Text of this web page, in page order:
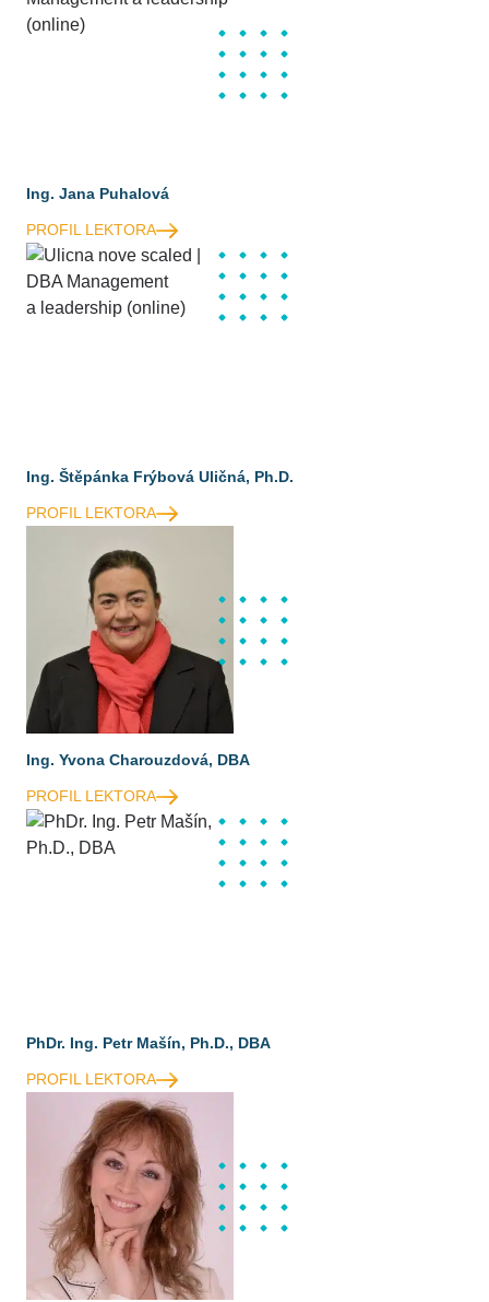
Ing. Jana Puhalová
PROFIL LEKTORA
Ing. Štěpánka Frýbová Uličná, Ph.D.
PROFIL LEKTORA
Ing. Yvona Charouzdová, DBA
PROFIL LEKTORA
PhDr. Ing. Petr Mašín, Ph.D., DBA
PROFIL LEKTORA